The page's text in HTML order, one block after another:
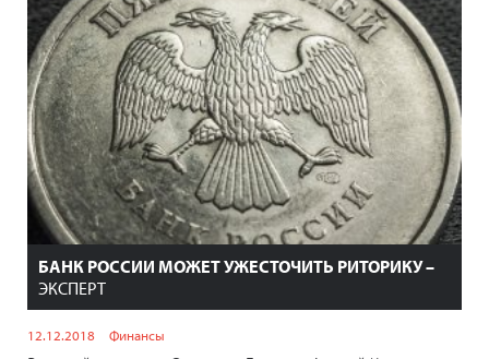
БАНК РОССИИ МОЖЕТ УЖЕСТОЧИТЬ РИТОРИКУ –
ЭКСПЕРТ
12.12.2018 Финансы